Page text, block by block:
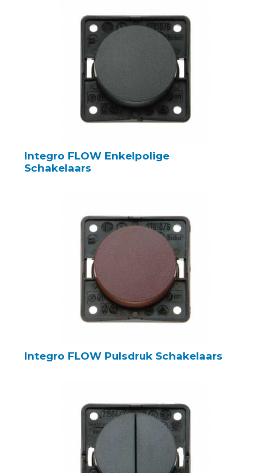
Integro FLOW Enkelpolige
Schakelaars
Integro FLOW Pulsdruk Schakelaars